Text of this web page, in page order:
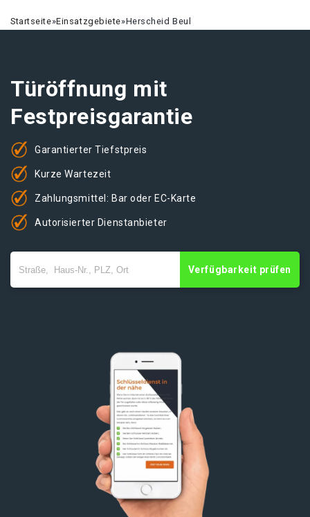
Startseite»Einsatzgebiete»Herscheid Beul
Türöffnung mit
Festpreisgarantie
Garantierter Tiefstpreis
Kurze Wartezeit
Zahlungsmittel: Bar oder EC-Karte
Autorisierter Dienstanbieter
Verfügbarkeit prüfen